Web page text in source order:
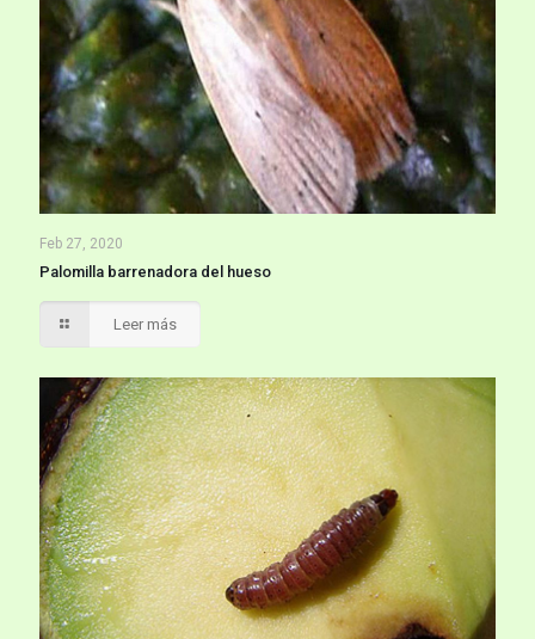
Feb 27, 2020
Palomilla barrenadora del hueso
Leer más